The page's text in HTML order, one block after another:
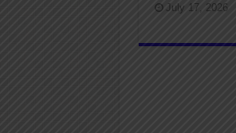
July 17, 2026